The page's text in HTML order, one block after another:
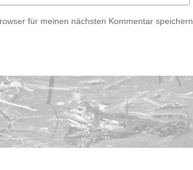
für meinen nächsten Kommentar speichern.